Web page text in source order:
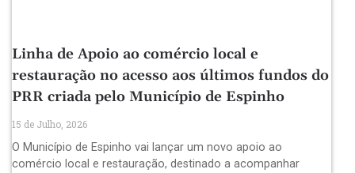
Linha de Apoio ao comércio local e
restauração no acesso aos últimos fundos do
PRR criada pelo Município de Espinho
15 de Julho, 2026
O Município de Espinho vai lançar um novo apoio ao
comércio local e restauração, destinado a acompanhar